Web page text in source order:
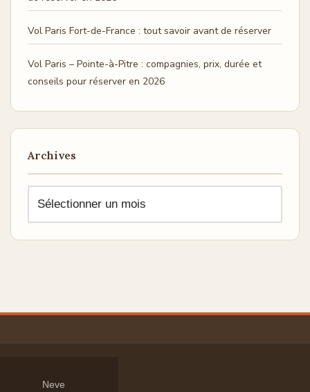
Vol Paris Fort-de-France : tout savoir avant de réserver
Vol Paris – Pointe-à-Pitre : compagnies, prix, durée et
conseils pour réserver en 2026
Archives
Neve